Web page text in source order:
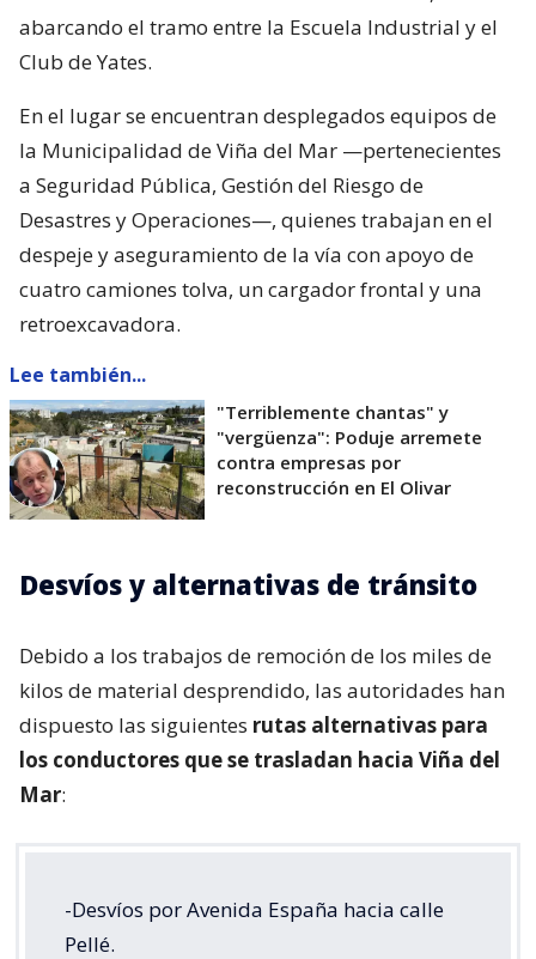
abarcando el tramo entre la Escuela Industrial y el
Club de Yates.
En el lugar se encuentran desplegados equipos de
la Municipalidad de Viña del Mar —pertenecientes
a Seguridad Pública, Gestión del Riesgo de
Desastres y Operaciones—, quienes trabajan en el
despeje y aseguramiento de la vía con apoyo de
cuatro camiones tolva, un cargador frontal y una
retroexcavadora.
Lee también...
"Terriblemente chantas" y
"vergüenza": Poduje arremete
contra empresas por
reconstrucción en El Olivar
Desvíos y alternativas de tránsito
Debido a los trabajos de remoción de los miles de
kilos de material desprendido, las autoridades han
dispuesto las siguientes rutas alternativas para
los conductores que se trasladan hacia Viña del
Mar:
-Desvíos por Avenida España hacia calle
Pellé.